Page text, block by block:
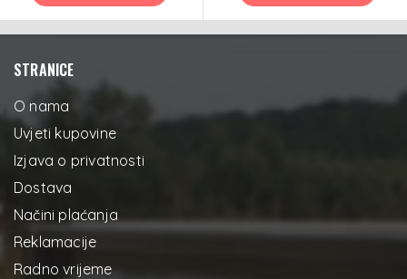
STRANICE
O nama
Uvjeti kupovine
Izjava o privatnosti
Dostava
Načini plaćanja
Reklamacije
Radno vrijeme